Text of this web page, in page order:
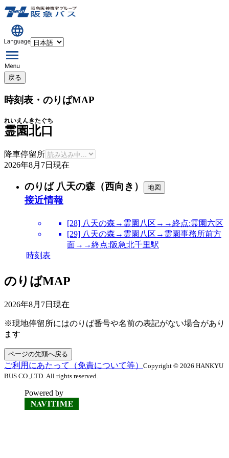
戻る
時刻表・のりばMAP
霊園北口
れいえんきたぐち
降車停留所
2026年8月7日 現在
のりば 八天の森（西向き） 地図
接近情報
[28] 八天の森→霊園八区→→終点:霊園六区
[29] 八天の森→霊園八区→霊園事務所前方
面→→終点:阪急北千里駅
時刻表
のりばMAP
2026年8月7日 現在
※現地停留所にはのりば番号や名前の表記がない場合があり
ます
ページの先頭へ戻る
ご利用にあたって（免責について等） Copyright © 2026 HANKYU
BUS CO.,LTD. All rights reserved.
Powered by